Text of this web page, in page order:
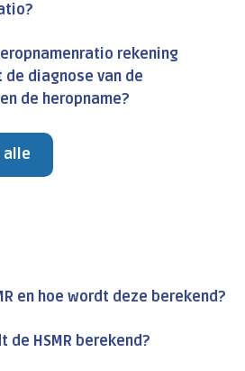
rekening
de diagnose van de
de heropname?
alle
en hoe wordt deze berekend?
de HSMR berekend?